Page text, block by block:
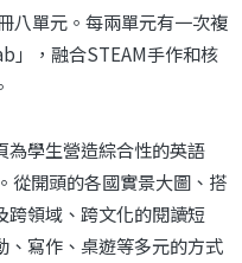
單元。每兩單元有一次複
」，融合STEAM手作和核
學生營造綜合性的英語
開頭的各國實景大圖、搭
跨領域、跨文化的閱讀短
、寫作、桌遊等多元的方式